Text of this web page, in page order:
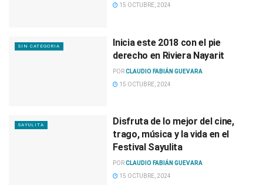
15 OCTUBRE, 2024
SIN CATEGORIA
Inicia este 2018 con el pie
derecho en Riviera Nayarit
PORCLAUDIO FABIÁN GUEVARA
15 OCTUBRE, 2024
SAYULITA
Disfruta de lo mejor del cine,
trago, música y la vida en el
Festival Sayulita
PORCLAUDIO FABIÁN GUEVARA
15 OCTUBRE, 2024